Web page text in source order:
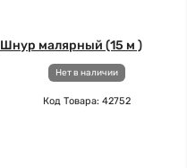
Шнур малярный (15 м )
Нет в наличии
Код Товара: 42752